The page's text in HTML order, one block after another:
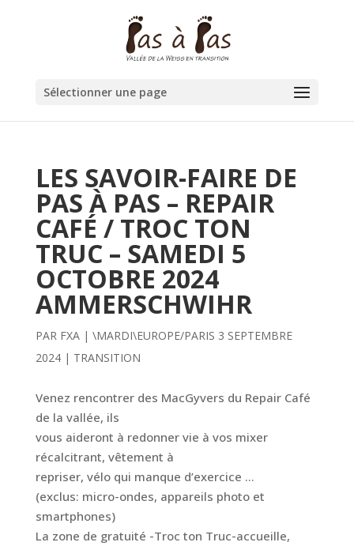
Sélectionner une page
LES SAVOIR-FAIRE DE
PAS À PAS – REPAIR
CAFÉ / TROC TON
TRUC – SAMEDI 5
OCTOBRE 2024
AMMERSCHWIHR
PAR FXA| \MARDI\EUROPE/PARIS 3 SEPTEMBRE
2024| TRANSITION
Venez rencontrer des MacGyvers du Repair Café
de la vallée, ils
vous aideront à redonner vie à vos mixer
récalcitrant, vêtement à
repriser, vélo qui manque d’exercice …
(exclus: micro-ondes, appareils photo et
smartphones)
La zone de gratuité -Troc ton Truc-accueille,